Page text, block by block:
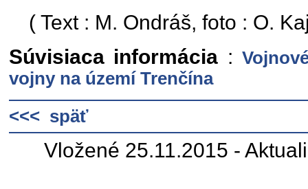
( Text : M. Ondráš, foto : O.
Súvisiaca informácia :
vojny na území Trenčína
<<< späť
Vložené 25.11.2015 -